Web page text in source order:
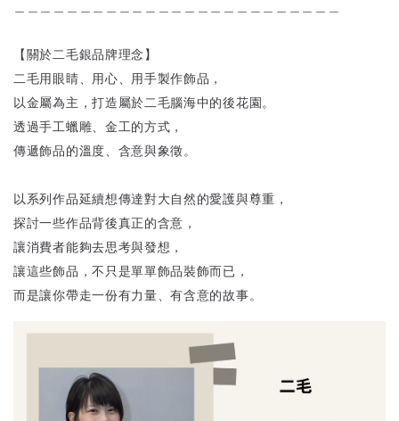
【關於二毛銀品牌理念】
二毛用眼睛、用心、用手製作飾品，
以金屬為主，打造屬於二毛腦海中的後花園。
透過手工蠟雕、金工的方式，
傳遞飾品的溫度、含意與象徵。
以系列作品延續想傳達對大自然的愛護與尊重，
探討一些作品背後真正的含意，
讓消費者能夠去思考與發想，
讓這些飾品，不只是單單飾品裝飾而已，
而是讓你帶走一份有力量、有含意的故事。